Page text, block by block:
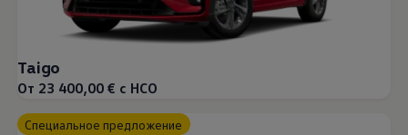
Taigo
От 23 400,00 € с НСО
Специальное предложение